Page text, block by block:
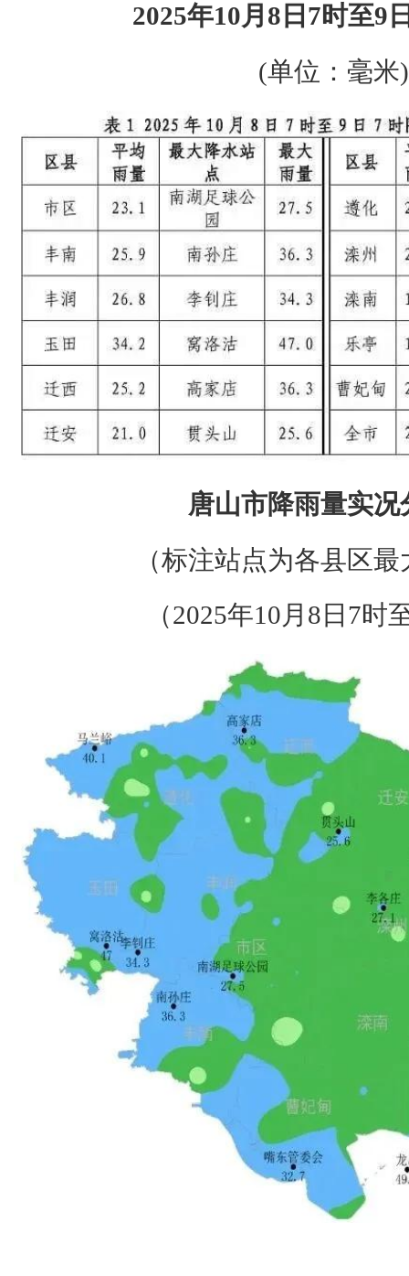
2025年10月8日7时至9
(单位：毫米)
唐山市降雨量实况
（标注站点为各县区
（2025年10月8日7时